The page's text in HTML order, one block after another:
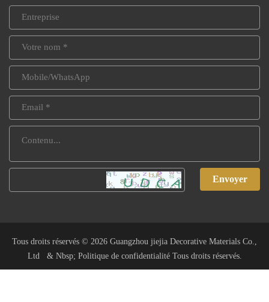
Envoyer
Tous droits réservés © 2026 Guangzhou jiejia Decorative Materials Co.,
Ltd & Nbsp; Politique de confidentialité Tous droits réservés.